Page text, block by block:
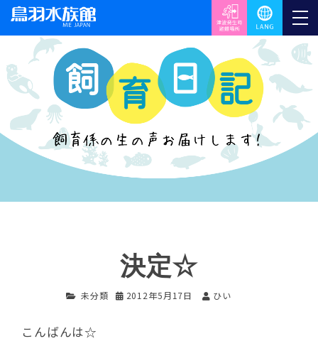
決定☆
未分類 2012年5月17日 ひい
こんばんは☆